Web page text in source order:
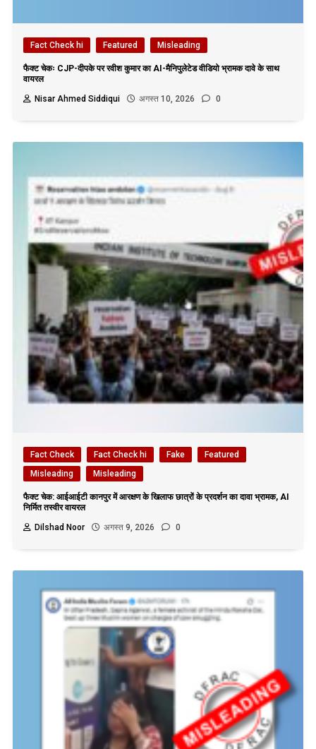
Fact Check hi Featured Misleading
फैक्ट चेकः CJP-दीपके पर रवीश कुमार का AI-मैनिपुलेटेड वीडियो भ्रामक दावे के साथ
वायरल
Nisar Ahmed Siddiqui
अगस्त 10, 2026 0
Fact Check Fact Check hi Fake
Featured
Misleading
Misleading
फैक्ट चेक: आईआईटी कानपुर में आरक्षण के खिलाफ छात्रों के प्रदर्शन का दावा भ्रामक, AI
निर्मित तस्वीर वायरल
Dilshad Noor
अगस्त 9, 2026 0